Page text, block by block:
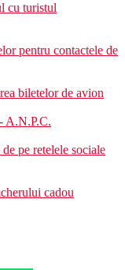
cu turistul
pentru contactele de
biletelor de avion
A.N.P.C.
pe retelele sociale
cadou